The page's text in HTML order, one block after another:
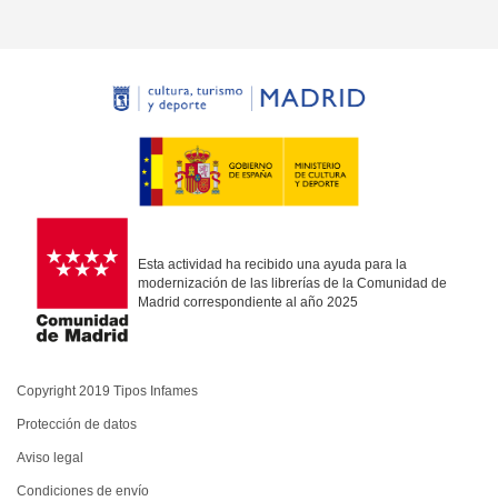
Esta actividad ha recibido una ayuda para la
modernización de las librerías de la Comunidad de
Madrid correspondiente al año 2025
Copyright 2019 Tipos Infames
Protección de datos
Aviso legal
Condiciones de envío